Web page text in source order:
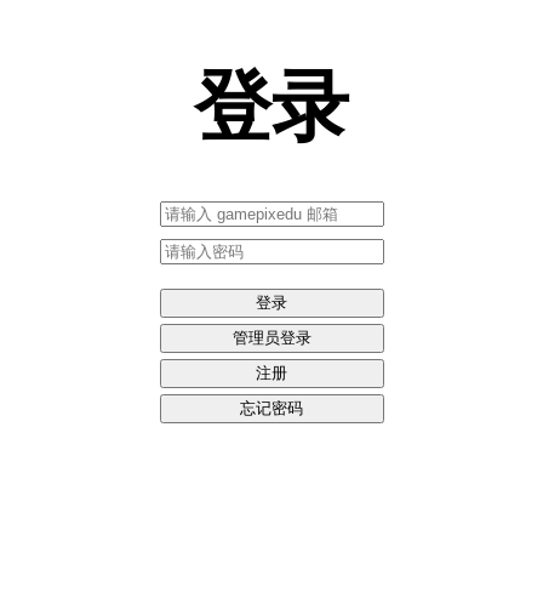
登录
登录
管理员登录
注册
忘记密码